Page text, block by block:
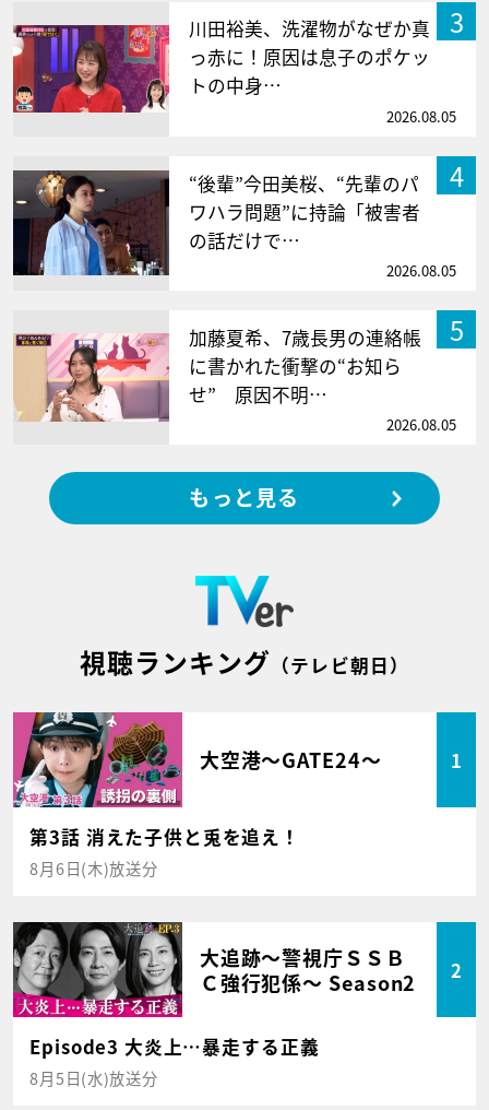
3
川田裕美、洗濯物がなぜか真
っ赤に！原因は息子のポケッ
トの中身…
2026.08.05
4
“後輩”今田美桜、“先輩のパ
ワハラ問題”に持論「被害者
の話だけで…
2026.08.05
5
加藤夏希、7歳長男の連絡帳
に書かれた衝撃の“お知ら
せ” 原因不明…
2026.08.05
もっと見る
視聴ランキング （テレビ朝日）
大空港～GATE24～ 1
第3話 消えた子供と兎を追え！
8月6日(木)放送分
大追跡～警視庁ＳＳＢ
Ｃ強行犯係～ Season2
2
Episode3 大炎上…暴走する正義
8月5日(水)放送分